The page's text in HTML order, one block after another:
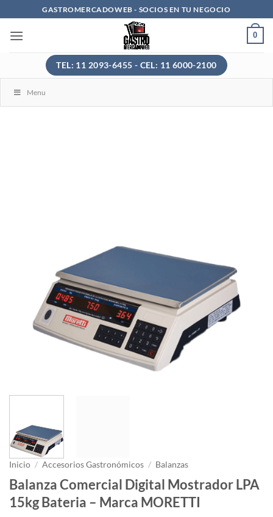
al
contenido
GASTROMERCADOWEB - SOCIOS EN TU NEGOCIO
0
TEL: 11 2093-6455 - CEL: 11 6000-2100
Menu
Inicio / Accesorios Gastronómicos / Balanzas
Balanza Comercial Digital Mostrador LPA
15kg Bateria – Marca MORETTI